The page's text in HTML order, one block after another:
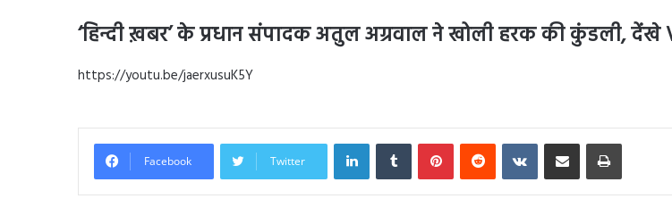
‘हिन्दी ख़बर’ के प्रधान संपादक अतुल अग्रवाल ने खोली हरक की कुंडली, देंखे
https://youtu.be/jaerxusuK5Y
Facebook Twitter
LinkedInTumblr PinterestReddit VKontakteShare via Email Print